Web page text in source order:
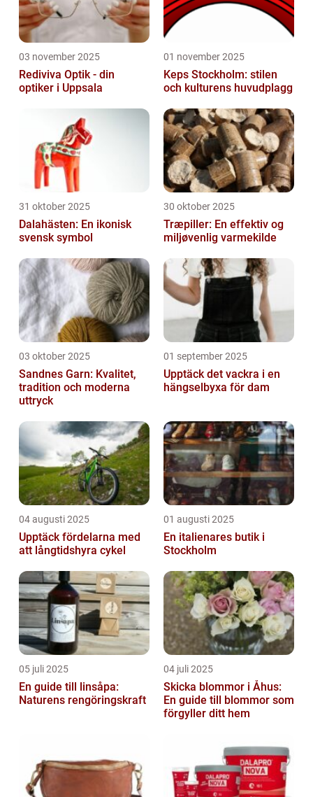
03 november 2025
Rediviva Optik - din
optiker i Uppsala
01 november 2025
Keps Stockholm: stilen
och kulturens huvudplagg
31 oktober 2025
Dalahästen: En ikonisk
svensk symbol
30 oktober 2025
Træpiller: En effektiv og
miljøvenlig varmekilde
03 oktober 2025
Sandnes Garn: Kvalitet,
tradition och moderna
uttryck
01 september 2025
Upptäck det vackra i en
hängselbyxa för dam
04 augusti 2025
Upptäck fördelarna med
att långtidshyra cykel
01 augusti 2025
En italienares butik i
Stockholm
05 juli 2025
En guide till linsåpa:
Naturens rengöringskraft
04 juli 2025
Skicka blommor i Åhus:
En guide till blommor som
förgyller ditt hem